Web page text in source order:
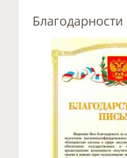
Благодарности